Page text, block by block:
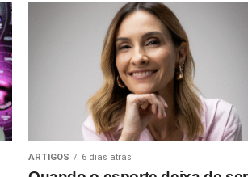
ARTIGOS 6 dias atrás